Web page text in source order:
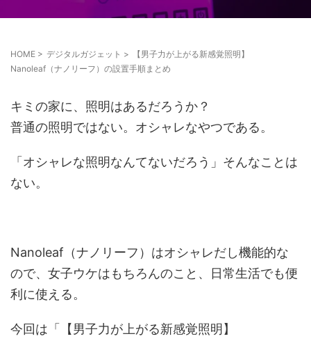
HOME > デジタルガジェット >
【男子力が上がる新感覚照明】
Nanoleaf（ナノリーフ）の設置手順まとめ
キミの家に、照明はあるだろうか？
普通の照明ではない。オシャレなやつである。
「オシャレな照明なんてないだろう」そんなことは
ない。
Nanoleaf（ナノリーフ）はオシャレだし機能的な
ので、女子ウケはもちろんのこと、日常生活でも便
利に使える。
今回は「【男子力が上がる新感覚照明】